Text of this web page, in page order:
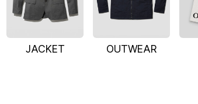
JACKET OUTWEAR